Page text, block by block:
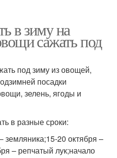
в зиму на
сажать под
под зиму из овощей,
посадки
зелень, ягоды и
в разные сроки:
земляника;15-20 октября –
– репчатый лук;начало